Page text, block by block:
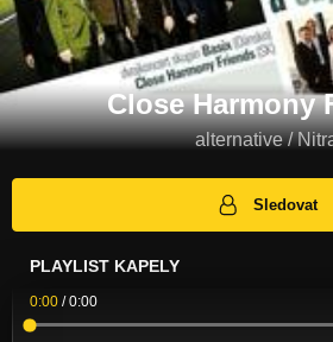
Close Harmony
alternative /
Sledovat
PLAYLIST KAPELY
0:00 /0:00